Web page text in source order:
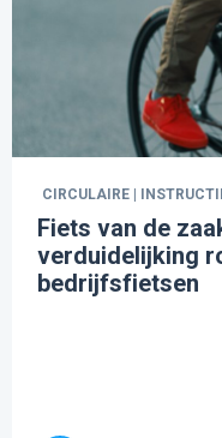
CIRCULAIRE |
Fiets van de
verduidelijking
bedrijfsfietsen